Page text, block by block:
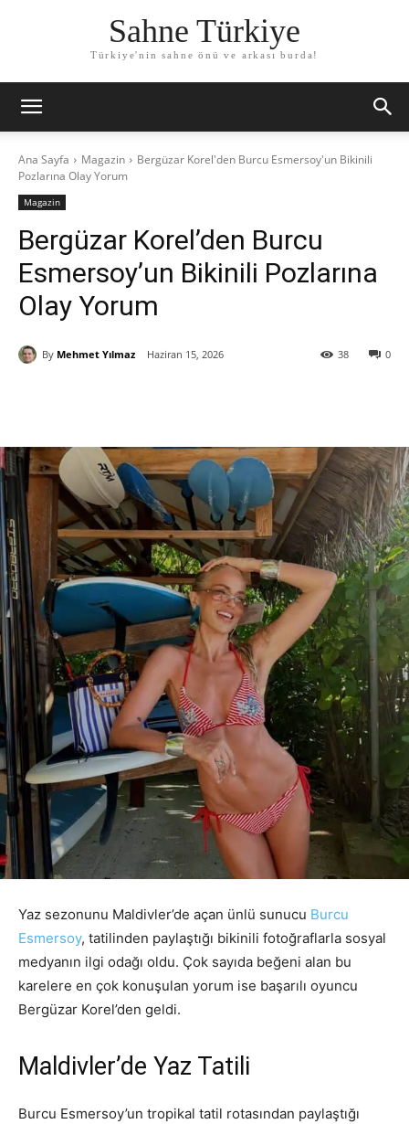
Sahne Türkiye
Türkiye'nin sahne önü ve arkası burda!
Ana Sayfa Magazin
Bergüzar Korel'den Burcu Esmersoy'un Bikinili
Pozlarına Olay Yorum
Magazin
Bergüzar Korel’den Burcu
Esmersoy’un Bikinili Pozlarına
Olay Yorum
By Mehmet Yılmaz Haziran 15, 2026 0
38
Yaz sezonunu Maldivler’de açan ünlü sunucu Burcu
Esmersoy, tatilinden paylaştığı bikinili fotoğraflarla sosyal
medyanın ilgi odağı oldu. Çok sayıda beğeni alan bu
karelere en çok konuşulan yorum ise başarılı oyuncu
Bergüzar Korel’den geldi.
Maldivler’de Yaz Tatili
Burcu Esmersoy’un tropikal tatil rotasından paylaştığı